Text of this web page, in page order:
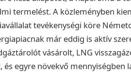
termelést. A közleményben
tevékenységi köre
már eddig is aktív
vásárolt, LNG
egyre növekvő mennyiségben